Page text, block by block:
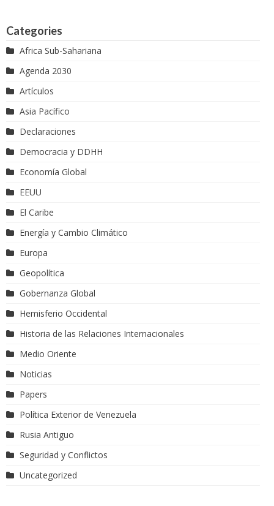
Categories
Africa Sub-Sahariana
Agenda 2030
Artículos
Asia Pacífico
Declaraciones
Democracia y DDHH
Economía Global
EEUU
El Caribe
Energía y Cambio Climático
Europa
Geopolítica
Gobernanza Global
Hemisferio Occidental
Historia de las Relaciones Internacionales
Medio Oriente
Noticias
Papers
Política Exterior de Venezuela
Rusia Antiguo
Seguridad y Conflictos
Uncategorized